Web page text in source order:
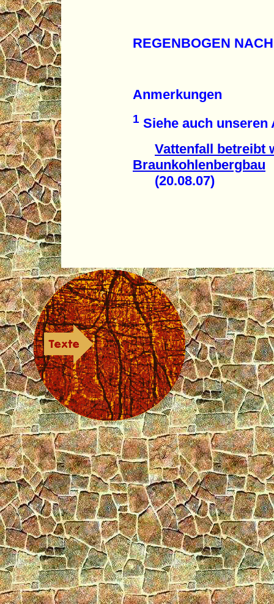
REGENBOGEN
Anmerkungen
1 Siehe auch unseren
Vattenfall betreibt
Braunkohlenbergbau
(20.08.07)